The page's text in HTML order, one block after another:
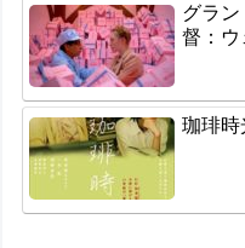
グラ
督：ウ
珈琲